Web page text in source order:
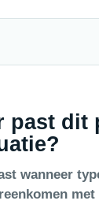
past dit
wanneer